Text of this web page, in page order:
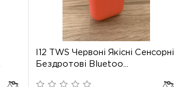
I12 TWS Червоні Якісні Сенсорні
Бездротові Bluetoo...